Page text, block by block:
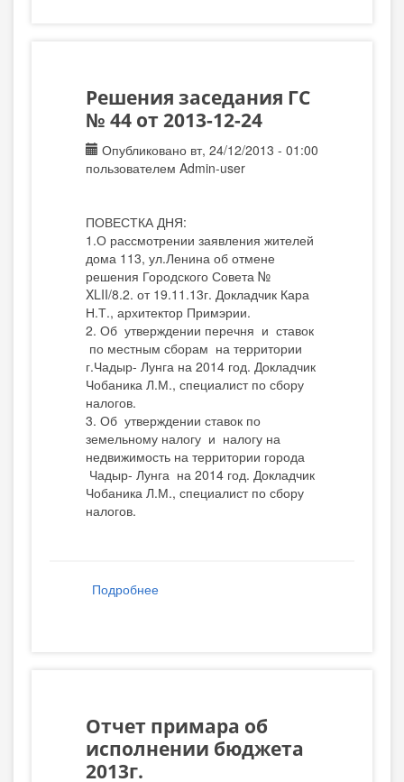
Решения заседания ГС
№ 44 от 2013-12-24
Опубликовано вт, 24/12/2013 - 01:00
пользователем Admin-user
ПОВЕСТКА ДНЯ:
1.О рассмотрении заявления жителей
дома 113, ул.Ленина об отмене
решения Городского Совета №
XLII/8.2. от 19.11.13г. Докладчик Кара
Н.Т., архитектор Примэрии.
2. Об утверждении перечня и ставок
по местным сборам на территории
г.Чадыр- Лунга на 2014 год. Докладчик
Чобаника Л.М., специалист по сбору
налогов.
3. Об утверждении ставок по
земельному налогу и налогу на
недвижимость на территории города
Чадыр- Лунга на 2014 год. Докладчик
Чобаника Л.М., специалист по сбору
налогов.
Подробнее
Отчет примара об
исполнении бюджета
2013г.